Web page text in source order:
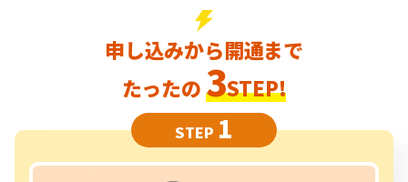
申し込みから開通まで
たったの3STEP!
STEP 1